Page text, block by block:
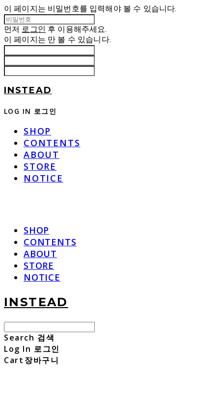
이 페이지는 비밀번호를 입력해야 볼 수 있습니다.
먼저 로그인 후 이용해주세요.
이 페이지는 만 볼 수 있습니다.
INSTEAD
LOG IN 로그인
SHOP
CONTENTS
ABOUT
STORE
NOTICE
SHOP
CONTENTS
ABOUT
STORE
NOTICE
INSTEAD
Search 검색
Log In 로그인
Cart 장바구니